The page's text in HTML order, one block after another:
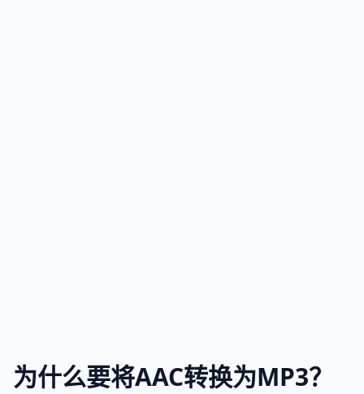
为什么要将AAC转换为MP3？